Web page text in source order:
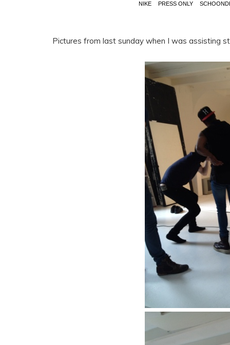
NIKE PRESS ONLY
Pictures from last sunday when I was assisting